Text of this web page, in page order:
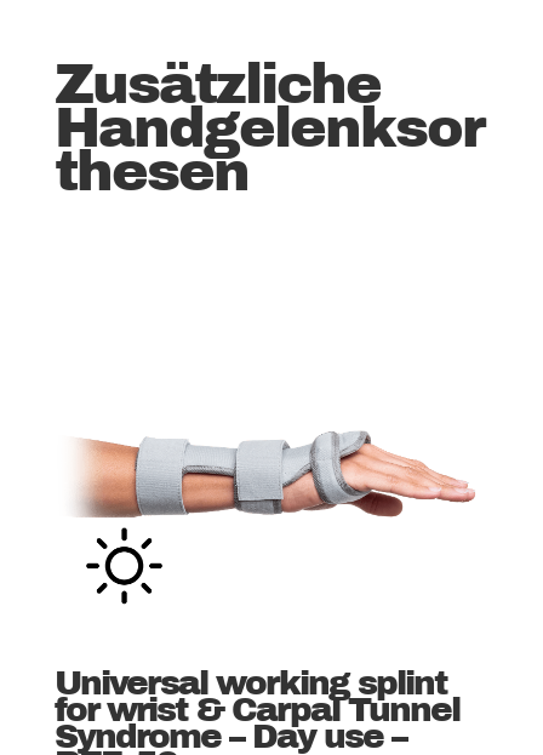
Zusätzliche
Handgelenksor
thesen
Universal working splint
for wrist & Carpal Tunnel
Syndrome – Day use –